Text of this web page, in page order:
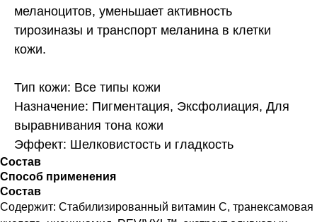
меланоцитов, уменьшает активность
тирозиназы и транспорт меланина в клетки
кожи.
Тип кожи: Все типы кожи
Назначение: Пигментация, Эксфолиация, Для
выравнивания тона кожи
Эффект: Шелковистость и гладкость
Состав
Способ применения
Состав
Содержит: Стабилизированный витамин С, транексамовая